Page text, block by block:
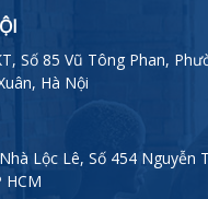
Số 85 Vũ Tông Phan,
Hà Nội
Lộc Lê, Số 454 Nguyễn
HCM